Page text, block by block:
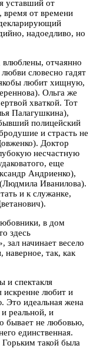
уставший от
от времени
надоедливо, но
влюблены, отчаянно
словесно гадят
любит хищную,
Ольга же
хваткой. Тот
Палагушкина),
полицейский
и страсть не
Доктор
несчастную
еще
Андриенко),
Иванилова).
и к служанке,
в дом
здесь
зал начинает весело
наверное, так, как
и спектакля
искренне любит и
Это идеальная жена
реальной, и
бывает не любовью,
единственная.
такой была